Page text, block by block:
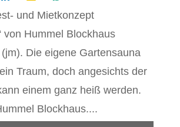
und Mietkonzept
von Hummel Blockhaus
Die eigene Gartensauna
Traum, doch angesichts der
einem ganz heiß werden.
Blockhaus....